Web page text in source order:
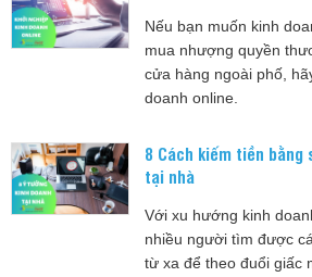
Nếu bạn muốn kinh
mua nhượng quyền
cửa hàng ngoài phố,
doanh online.
8 Cách kiếm tiền bằng
tại nhà
Với xu hướng kinh
nhiều người tìm được
từ xa để theo đuổi giấc